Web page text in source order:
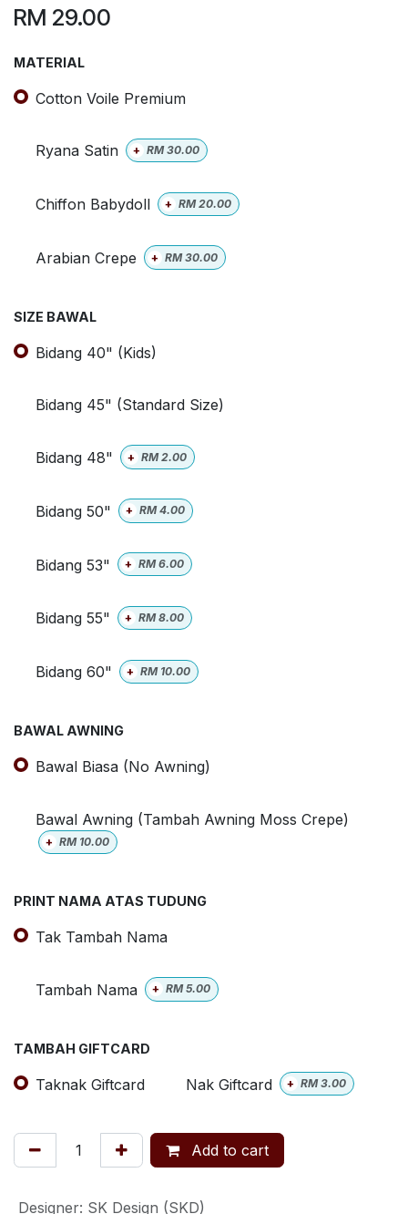
RM 29.00
MATERIAL
Cotton Voile Premium
Ryana Satin + RM30.00
Chiffon Babydoll + RM20.00
Arabian Crepe + RM30.00
SIZE BAWAL
Bidang 40" (Kids)
Bidang 45" (Standard Size)
Bidang 48" + RM2.00
Bidang 50" + RM4.00
Bidang 53" + RM6.00
Bidang 55" + RM8.00
Bidang 60" + RM 10.00
BAWAL AWNING
Bawal Biasa (No Awning)
Bawal Awning (Tambah Awning Moss Crepe)
+ RM 10.00
PRINT NAMA ATAS TUDUNG
Tak Tambah Nama
Tambah Nama + RM5.00
TAMBAH GIFTCARD
Taknak Giftcard Nak Giftcard + RM3.00
Add to cart
Designer: SK Design (SKD)